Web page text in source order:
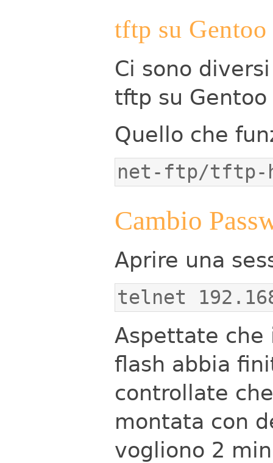
tftp su Gentoo
Ci sono
tftp su Gentoo
Quello che
net-ftp/tftp-
Cambio
Aprire una
telnet
Aspettate che
flash abbia
controllate
montata con
vogliono 2